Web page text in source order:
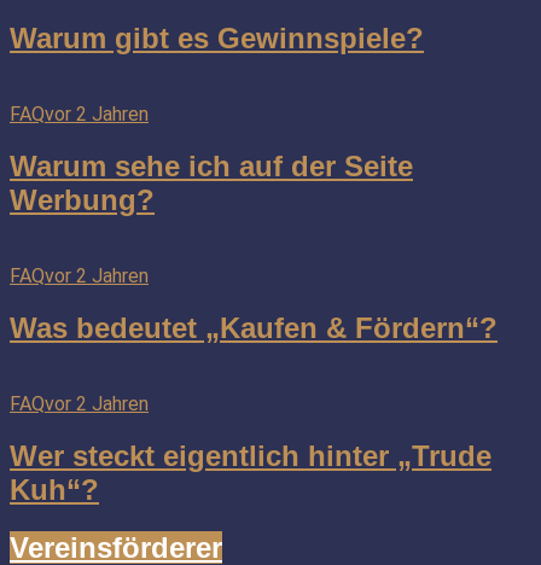
Warum gibt es Gewinnspiele?
FAQvor 2 Jahren
Warum sehe ich auf der Seite
Werbung?
FAQvor 2 Jahren
Was bedeutet „Kaufen & Fördern“?
FAQvor 2 Jahren
Wer steckt eigentlich hinter „Trude
Kuh“?
Vereinsförderer